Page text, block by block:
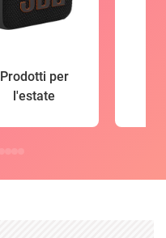
Prodotti per
l'estate